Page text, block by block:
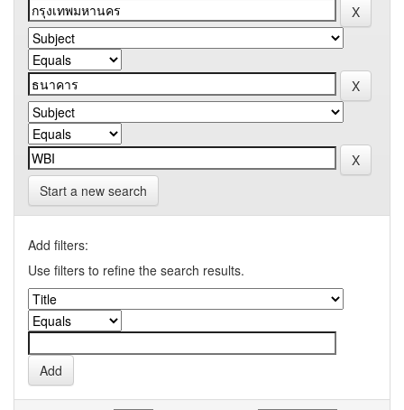
Start a new search
Add filters:
Use filters to refine the search results.